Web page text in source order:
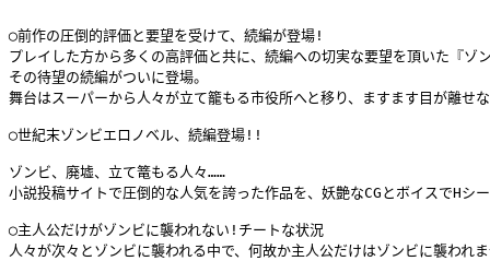
◯前作の圧倒的評価と要望を受けて、続編が登場!
プレイした方から多くの高評価と共に、続編への切実な要望を頂いた『ゾ
その待望の続編がついに登場。
舞台はスーパーから人々が立て籠もる市役所へと移り、ますます目が離せ
◯世紀末ゾンビエロノベル、続編登場!!
ゾンビ、廃墟、立て篭もる人々……
小説投稿サイトで圧倒的な人気を誇った作品を、妖艶なCGとボイスでHシ
◯主人公だけがゾンビに襲われない!チートな状況
人々が次々とゾンビに襲われる中で、何故か主人公だけはゾンビに襲われ